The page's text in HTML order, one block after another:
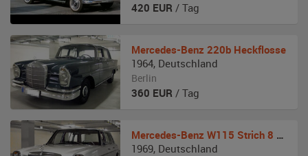
420 EUR / Tag
Mercedes-Benz 220b Heckflosse
1964, Deutschland
Berlin
360 EUR / Tag
Mercedes-Benz W115 Strich 8 Pullmann
1969, Deutschland